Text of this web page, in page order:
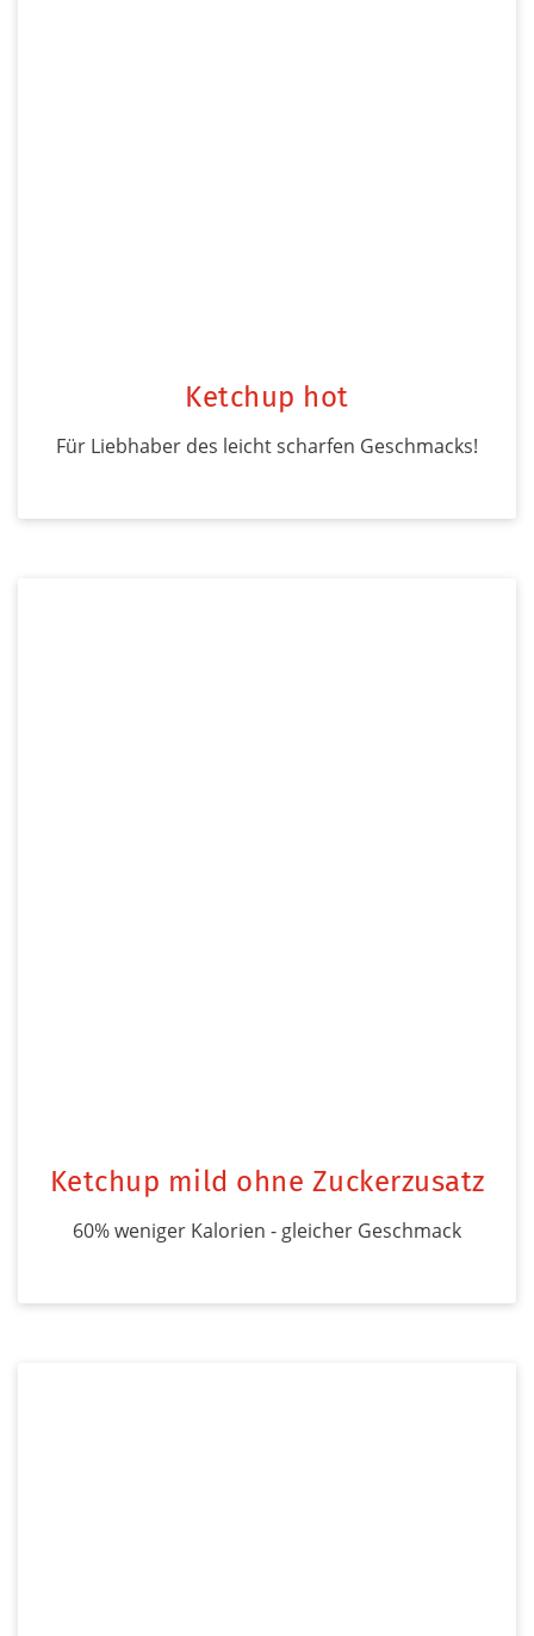
Ketchup hot
Für Liebhaber des leicht scharfen Geschmacks!
Ketchup mild ohne Zuckerzusatz
60% weniger Kalorien - gleicher Geschmack